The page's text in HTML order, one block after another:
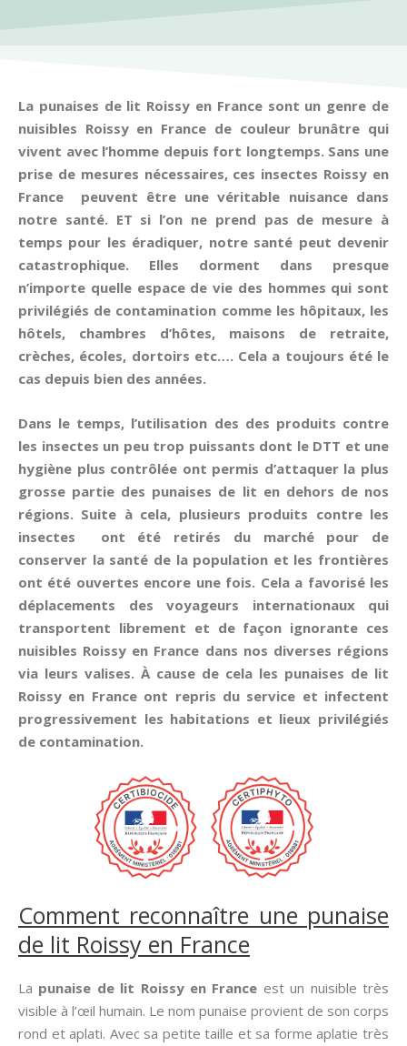
La punaises de lit Roissy en France sont un genre de
nuisibles Roissy en France de couleur brunâtre qui
vivent avec l’homme depuis fort longtemps. Sans une
prise de mesures nécessaires, ces insectes Roissy en
France peuvent être une véritable nuisance dans
notre santé. ET si l’on ne prend pas de mesure à
temps pour les éradiquer, notre santé peut devenir
catastrophique. Elles dorment dans presque
n’importe quelle espace de vie des hommes qui sont
privilégiés de contamination comme les hôpitaux, les
hôtels, chambres d’hôtes, maisons de retraite,
crèches, écoles, dortoirs etc…. Cela a toujours été le
cas depuis bien des années.
Dans le temps, l’utilisation des des produits contre
les insectes un peu trop puissants dont le DTT et une
hygiène plus contrôlée ont permis d’attaquer la plus
grosse partie des punaises de lit en dehors de nos
régions. Suite à cela, plusieurs produits contre les
insectes ont été retirés du marché pour de
conserver la santé de la population et les frontières
ont été ouvertes encore une fois. Cela a favorisé les
déplacements des voyageurs internationaux qui
transportent librement et de façon ignorante ces
nuisibles Roissy en France dans nos diverses régions
via leurs valises. À cause de cela les punaises de lit
Roissy en France ont repris du service et infectent
progressivement les habitations et lieux privilégiés
de contamination.
Comment reconnaître une punaise
de lit Roissy en France
La punaise de lit Roissy en France est un nuisible très
visible à l’œil humain. Le nom punaise provient de son corps
rond et aplati. Avec sa petite taille et sa forme aplatie très